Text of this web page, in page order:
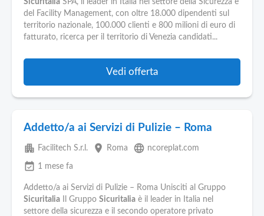
Sicuritalia SPA, il leader in Italia nel settore della Sicurezza e
del Facility Management, con oltre 18.000 dipendenti sul
territorio nazionale, 100.000 clienti e 800 milioni di euro di
fatturato, ricerca per il territorio di Venezia candidati...
Vedi offerta
Addetto/a ai Servizi di Pulizie – Roma
apartment Facilitech S.r.l. place Roma language ncoreplat.com
event_available 1 mese fa
Addetto/a ai Servizi di Pulizie – Roma Unisciti al Gruppo
Sicuritalia Il Gruppo Sicuritalia è il leader in Italia nel
settore della sicurezza e il secondo operatore privato